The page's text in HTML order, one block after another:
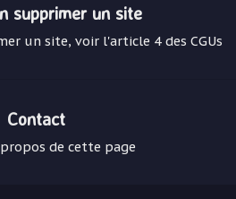
supprimer un site
un site, voir l'article 4 des CGUs
Contact
de cette page